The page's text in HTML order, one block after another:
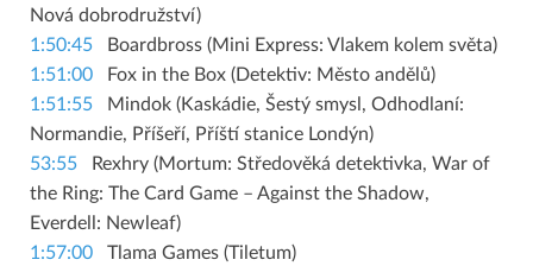
Nová dobrodružství)
1:50:45 Boardbross (Mini Express: Vlakem kolem světa)
1:51:00 Fox in the Box (Detektiv: Město andělů)
1:51:55 Mindok (Kaskádie, Šestý smysl, Odhodlaní:
Normandie, Příšeří, Příští stanice Londýn)
53:55 Rexhry (Mortum: Středověká detektivka, War of
the Ring: The Card Game – Against the Shadow,
Everdell: Newleaf)
1:57:00 Tlama Games (Tiletum)